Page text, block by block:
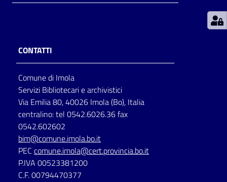
lettura
Seguici
su
CONTATTI
Comune di Imola
Servizi Bibliotecari e archivistici
Via Emilia 80, 40026 Imola (Bo), Italia
centralino: tel 0542.6026.36 fax
0542.602602
bim@comune.imola.bo.it
PEC comune.imola@cert.provincia.bo.it
P.IVA 00523381200
C.F. 00794470377